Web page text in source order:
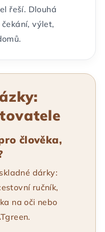
řeší. Dlouhá
výlet,
člověka,
dárky:
ručník,
na oči nebo